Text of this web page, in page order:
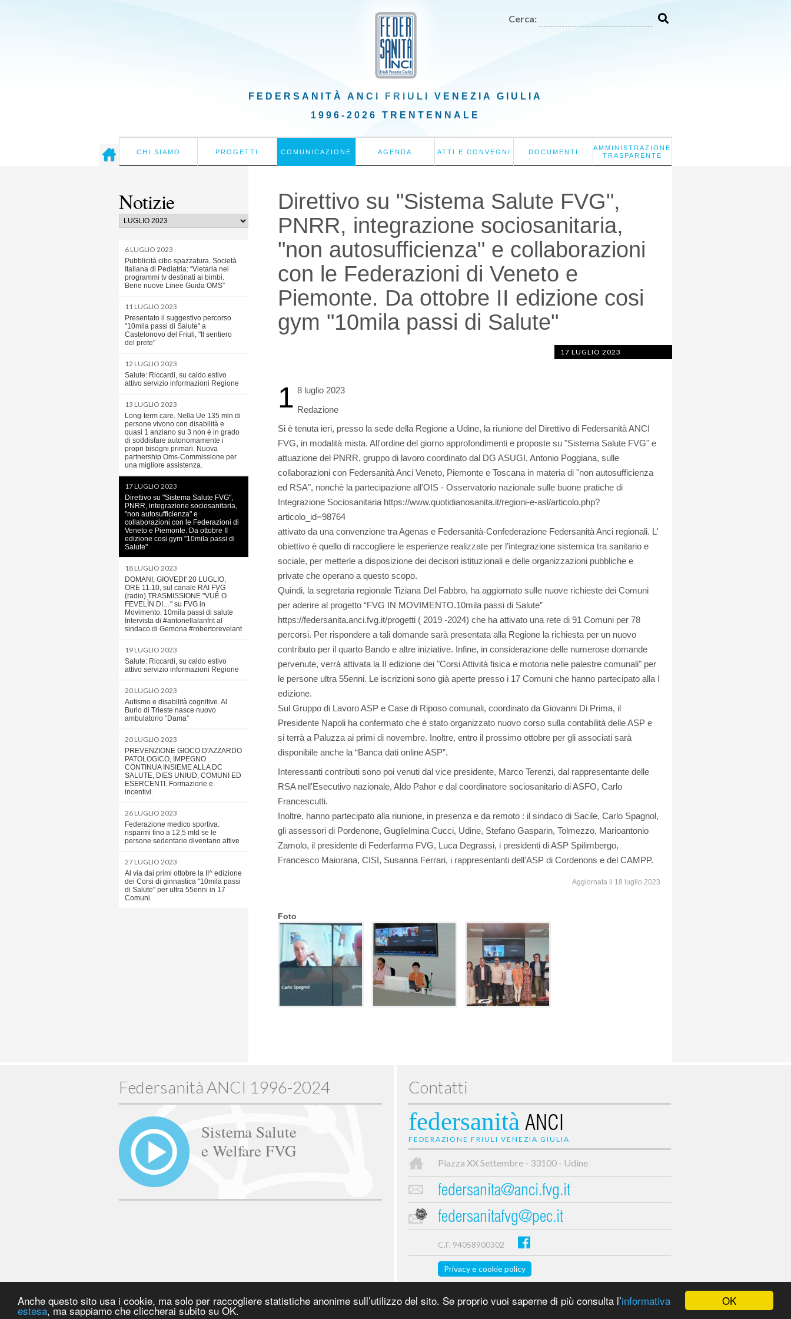
OK
Anche questo sito usa i cookie, ma solo per raccogliere statistiche anonime sull’utilizzo del sito. Se proprio vuoi saperne di più consulta l’informativa
estesa, ma sappiamo che cliccherai subito su OK.
Cerca:
FEDERSANITÀ ANCI FRIULI VENEZIA GIULIA
1996-2026 TRENTENNALE
CHI SIAMO PROGETTI COMUNICAZIONE AGENDA ATTI E CONVEGNI DOCUMENTI
AMMINISTRAZIONE
TRASPARENTE
Notizie
6 LUGLIO 2023
Pubblicità cibo spazzatura. Società
Italiana di Pediatria: “Vietarla nei
programmi tv destinati ai bimbi.
Bene nuove Linee Guida OMS”
11 LUGLIO 2023
Presentato il suggestivo percorso
"10mila passi di Salute" a
Castelonovo del Friuli, "Il sentiero
del prete"
12 LUGLIO 2023
Salute: Riccardi, su caldo estivo
attivo servizio informazioni Regione
13 LUGLIO 2023
Long-term care. Nella Ue 135 mln di
persone vivono con disabilità e
quasi 1 anziano su 3 non è in grado
di soddisfare autonomamente i
propri bisogni primari. Nuova
partnership Oms-Commissione per
una migliore assistenza.
17 LUGLIO 2023
Direttivo su "Sistema Salute FVG",
PNRR, integrazione sociosanitaria,
"non autosufficienza" e
collaborazioni con le Federazioni di
Veneto e Piemonte. Da ottobre II
edizione cosi gym "10mila passi di
Salute"
18 LUGLIO 2023
DOMANI, GIOVEDI' 20 LUGLIO,
ORE 11.10, sul canale RAI FVG
(radio) TRASMISSIONE "VUÊ O
FEVELÌN DI…" su FVG in
Movimento. 10mila passi di salute
Intervista di #antonellalanfrit al
sindaco di Gemona #robertorevelant
19 LUGLIO 2023
Salute: Riccardi, su caldo estivo
attivo servizio informazioni Regione
20 LUGLIO 2023
Autismo e disabilità cognitive. Al
Burlo di Trieste nasce nuovo
ambulatorio “Dama”
20 LUGLIO 2023
PREVENZIONE GIOCO D'AZZARDO
PATOLOGICO, IMPEGNO
CONTINUA INSIEME ALLA DC
SALUTE, DIES UNIUD, COMUNI ED
ESERCENTI. Formazione e
incentivi.
26 LUGLIO 2023
Federazione medico sportiva:
risparmi fino a 12,5 mld se le
persone sedentarie diventano attive
27 LUGLIO 2023
Al via dai primi ottobre la II^ edizione
dei Corsi di ginnastica "10mila passi
di Salute" per ultra 55enni in 17
Comuni.
Direttivo su "Sistema Salute FVG",
PNRR, integrazione sociosanitaria,
"non autosufficienza" e collaborazioni
con le Federazioni di Veneto e
Piemonte. Da ottobre II edizione cosi
gym "10mila passi di Salute"
17 LUGLIO 2023
1 8 luglio 2023
Redazione
Si è tenuta ieri, presso la sede della Regione a Udine, la riunione del Direttivo di Federsanità ANCI
FVG, in modalità mista. All'ordine del giorno approfondimenti e proposte su "Sistema Salute FVG" e
attuazione del PNRR, gruppo di lavoro coordinato dal DG ASUGI, Antonio Poggiana, sulle
collaborazioni con Federsanità Anci Veneto, Piemonte e Toscana in materia di "non autosufficienza
ed RSA", nonchè la partecipazione all’OIS - Osservatorio nazionale sulle buone pratiche di
Integrazione Sociosanitaria https://www.quotidianosanita.it/regioni-e-asl/articolo.php?
articolo_id=98764
attivato da una convenzione tra Agenas e Federsanità-Confederazione Federsanità Anci regionali. L'
obiettivo è quello di raccogliere le esperienze realizzate per l’integrazione sistemica tra sanitario e
sociale, per metterle a disposizione dei decisori istituzionali e delle organizzazioni pubbliche e
private che operano a questo scopo.
Quindi, la segretaria regionale Tiziana Del Fabbro, ha aggiornato sulle nuove richieste dei Comuni
per aderire al progetto “FVG IN MOVIMENTO.10mila passi di Salute”
https://federsanita.anci.fvg.it/progetti ( 2019 -2024) che ha attivato una rete di 91 Comuni per 78
percorsi. Per rispondere a tali domande sarà presentata alla Regione la richiesta per un nuovo
contributo per il quarto Bando e altre iniziative. Infine, in considerazione delle numerose domande
pervenute, verrà attivata la II edizione dei "Corsi Attività fisica e motoria nelle palestre comunali" per
le persone ultra 55enni. Le iscrizioni sono già aperte presso i 17 Comuni che hanno partecipato alla I
edizione.
Sul Gruppo di Lavoro ASP e Case di Riposo comunali, coordinato da Giovanni Di Prima, il
Presidente Napoli ha confermato che è stato organizzato nuovo corso sulla contabilità delle ASP e
si terrà a Paluzza ai primi di novembre. Inoltre, entro il prossimo ottobre per gli associati sarà
disponibile anche la “Banca dati online ASP”.
Interessanti contributi sono poi venuti dal vice presidente, Marco Terenzi, dal rappresentante delle
RSA nell'Esecutivo nazionale, Aldo Pahor e dal coordinatore sociosanitario di ASFO, Carlo
Francescutti.
Inoltre, hanno partecipato alla riunione, in presenza e da remoto : il sindaco di Sacile, Carlo Spagnol,
gli assessori di Pordenone, Guglielmina Cucci, Udine, Stefano Gasparin, Tolmezzo, Marioantonio
Zamolo, il presidente di Federfarma FVG, Luca Degrassi, i presidenti di ASP Spilimbergo,
Francesco Maiorana, CISI, Susanna Ferrari, i rappresentanti dell'ASP di Cordenons e del CAMPP.
Aggiornata il 18 luglio 2023
Foto
Federsanità ANCI 1996-2024
Sistema Salute
e Welfare FVG
Contatti
federsanità ANCI
FEDERAZIONE FRIULI VENEZIA GIULIA
Piazza XX Settembre - 33100 - Udine
federsanita@anci.fvg.it
federsanitafvg@pec.it
C.F. 94058900302
Privacy e cookie policy